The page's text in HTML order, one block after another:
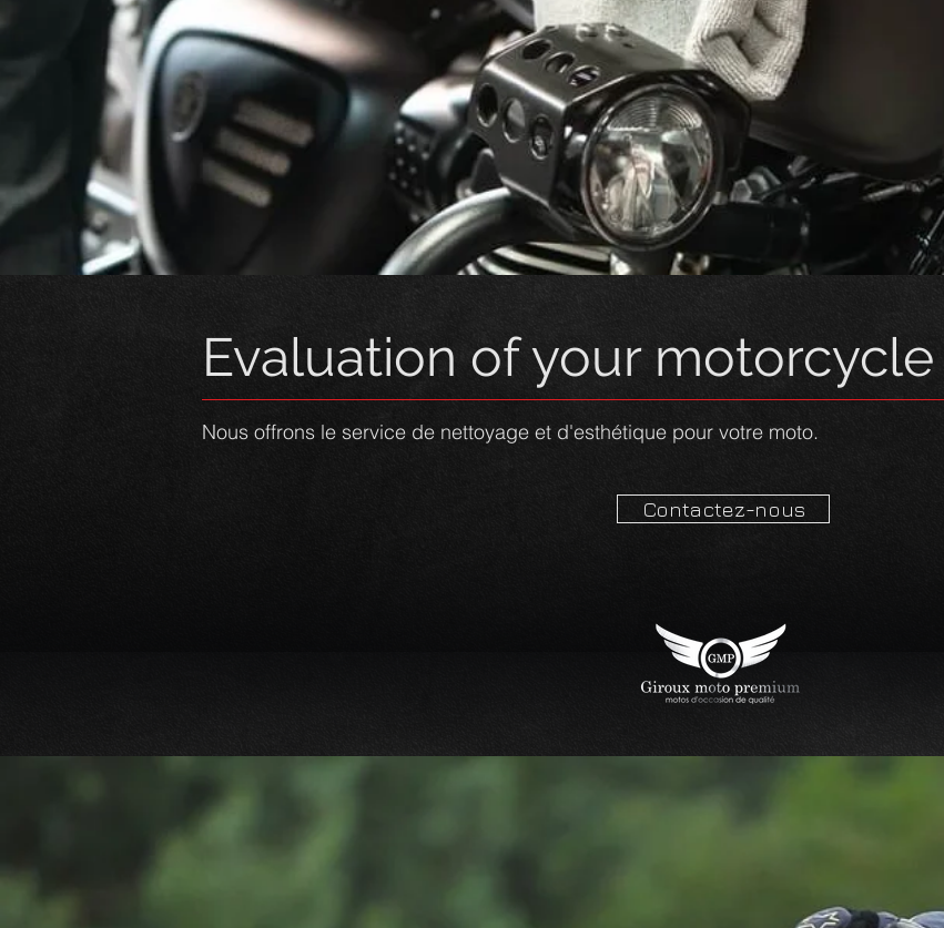
Evaluation of your motorcycle
Nous offrons le service de nettoyage et d'esthétique pour votre moto.
Contactez-nous